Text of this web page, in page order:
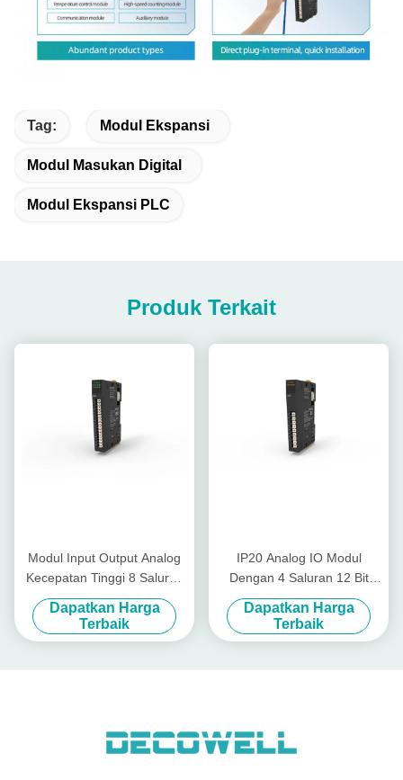
Tag: Modul Ekspansi
Modul Masukan Digital
Modul Ekspansi PLC
Produk Terkait
Modul Input Output Analog
Kecepatan Tinggi 8 Saluran
12 Bit Current Input Analog
EX-4418
Dapatkan Harga
Terbaik
IP20 Analog IO Modul
Dengan 4 Saluran 12 Bit
Tegangan Analog Output
EX-5014
Dapatkan Harga
Terbaik